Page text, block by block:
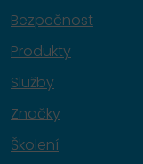
Bezpečnost
Produkty
Služby
Značky
Školení